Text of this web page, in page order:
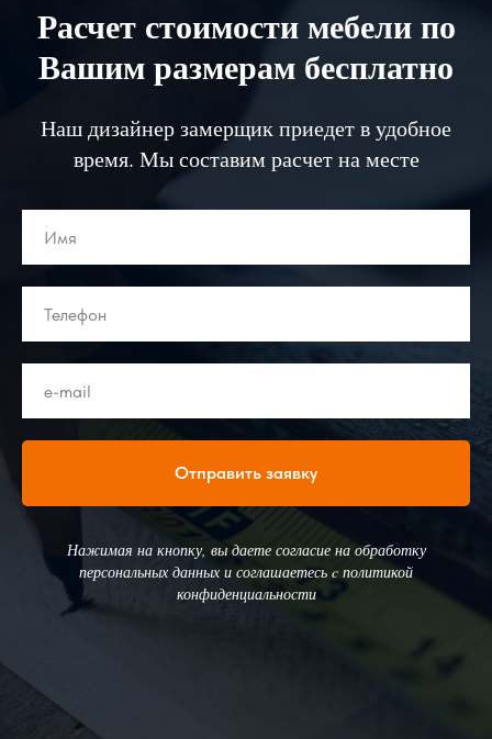
Расчет стоимости мебели по
Вашим размерам бесплатно
Наш дизайнер замерщик приедет в удобное
время. Мы составим расчет на месте
Отправить заявку
Нажимая на кнопку, вы даете согласие на обработку
персональных данных и соглашаетесь c политикой
конфиденциальности